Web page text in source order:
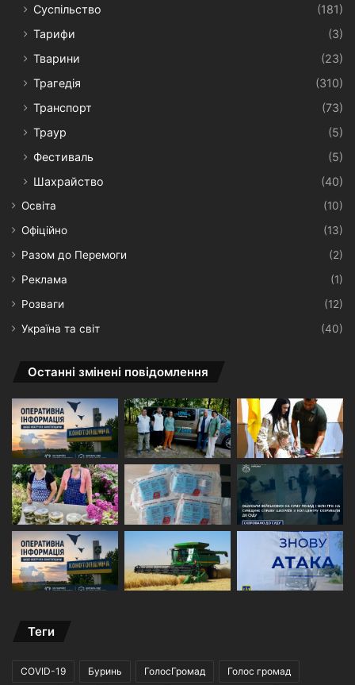
Суспільство
(181)
Тарифи
(3)
Тварини
(23)
Трагедія
(310)
Транспорт
(73)
Траур
(5)
Фестиваль
(5)
Шахрайство
(40)
Освіта
(10)
Офіційно
(13)
Разом до Перемоги
(2)
Реклама
(1)
Розваги
(12)
Україна та світ
(40)
Останні змінені повідомлення
Теги
COVID-19 Буринь ГолосГромад Голос громад